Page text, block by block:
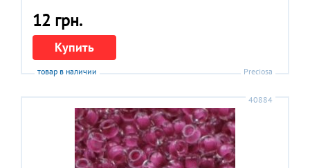
12 грн.
Купить
товар в наличии Preciosa
40884